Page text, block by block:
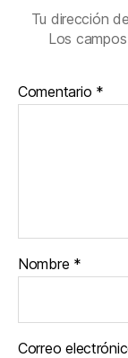
Tu dirección
Los
Comentario *
Nombre *
Correo